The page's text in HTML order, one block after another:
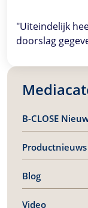
B-CLOSE
Productnieuws
Blog
Video
"Uiteindelijk
doorslag